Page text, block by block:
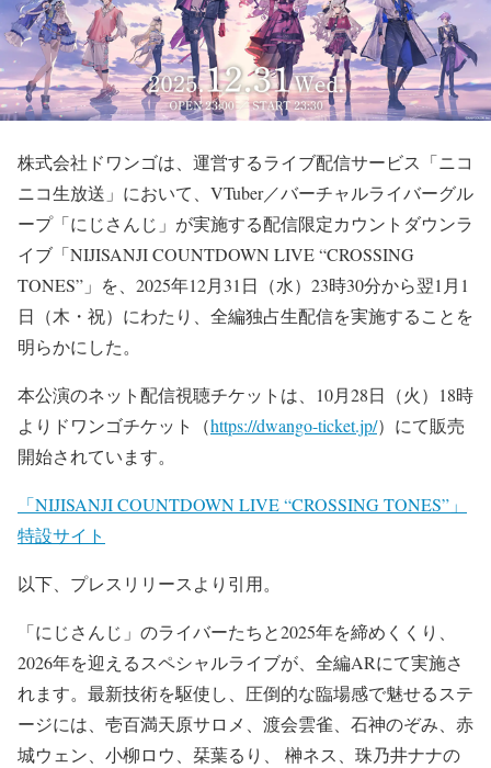
株式会社ドワンゴは、運営するライブ配信サービス「ニコ
ニコ生放送」において、VTuber／バーチャルライバーグル
ープ「にじさんじ」が実施する配信限定カウントダウンラ
イブ「NIJISANJI COUNTDOWN LIVE “CROSSING
TONES”」を、2025年12月31日（水）23時30分から翌1月1
日（木・祝）にわたり、全編独占生配信を実施することを
明らかにした。
本公演のネット配信視聴チケットは、10月28日（火）18時
よりドワンゴチケット（https://dwango-ticket.jp/）にて販売
開始されています。
「NIJISANJI COUNTDOWN LIVE “CROSSING TONES”」
特設サイト
以下、プレスリリースより引用。
「にじさんじ」のライバーたちと2025年を締めくくり、
2026年を迎えるスペシャルライブが、全編ARにて実施さ
れます。最新技術を駆使し、圧倒的な臨場感で魅せるステ
ージには、壱百満天原サロメ、渡会雲雀、石神のぞみ、赤
城ウェン、小柳ロウ、栞葉るり、 榊ネス、珠乃井ナナの